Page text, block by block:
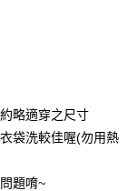
略適穿之尺寸
袋洗較佳喔(勿用熱
題唷~